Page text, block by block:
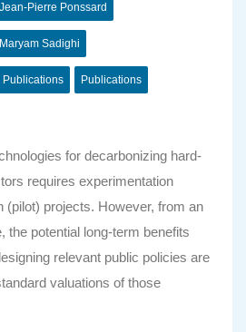
Jean-Pierre Ponssard
Maryam Sadighi
Publications Publications
for decarbonizing hard-
requires experimentation
(pilot) projects. However, from an
the potential long-term benefits
relevant public policies are
valuations of those